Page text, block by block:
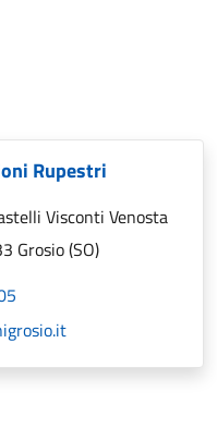
Rupestri
Visconti Venosta
Grosio (SO)